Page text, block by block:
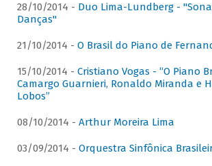
28/10/2014 - Duo Lima-Lundberg -
Danças"
21/10/2014 - O Brasil do Piano de
15/10/2014 - Cristiano Vogas - “O Piano
Camargo Guarnieri, Ronaldo Miranda e
Lobos”
08/10/2014 - Arthur Moreira Lima
03/09/2014 - Orquestra Sinfônica